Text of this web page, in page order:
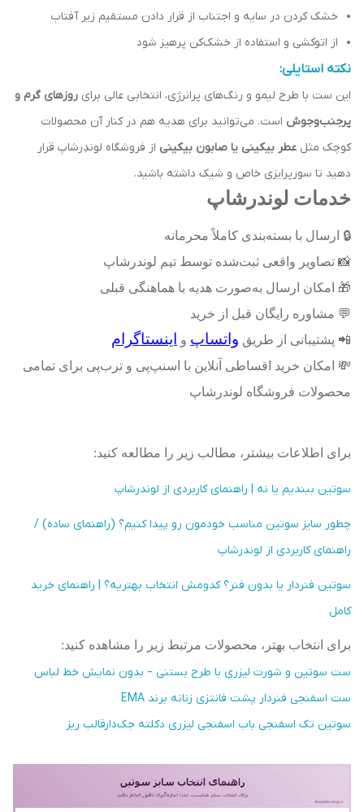
خشک کردن در سایه و اجتناب از قرار دادن مستقیم زیر آفتاب
از اتوکشی و استفاده از خشک‌کن پرهیز شود
نکته استایلی:
این ست با طرح لیمو و رنگ‌های پرانرژی، انتخابی عالی برای روزهای گرم و
پرجنب‌وجوش است. می‌توانید برای هدیه هم در کنار آن محصولات
کوچک مثل عطر بیکینی یا صابون بیکینی از فروشگاه لوندِرشاپ قرار
دهید تا سورپرایزی خاص و شیک داشته باشید.
خدمات لوندرشاپ
🔒 ارسال با بسته‌بندی کاملاً محرمانه
📸 تصاویر واقعی ثبت‌شده توسط تیم لوندرشاپ
🎁 امکان ارسال به‌صورت هدیه با هماهنگی قبلی
💬 مشاوره رایگان قبل از خرید
📲 پشتیبانی از طریق واتساپ و اینستاگرام
💸 امکان خرید اقساطی آنلاین با اسنپ‌پی و ترب‌پی برای تمامی
محصولات فروشگاه لوندرشاپ
برای اطلاعات بیشتر، مطالب زیر را مطالعه کنید:
سوتین ببندیم یا نه | راهنمای کاربردی از لوندرشاپ
چطور سایز سوتین مناسب خودمون رو پیدا کنیم؟ (راهنمای ساده) /
راهنمای کاربردی از لوندرشاپ
سوتین فنردار یا بدون فنر؟ کدومش انتخاب بهتریه؟ | راهنمای خرید
کامل
برای انتخاب بهتر، محصولات مرتبط زیر را مشاهده کنید:
ست سوتین و شورت لیزری با طرح بستنی – بدون نمایش خط لباس
ست اسفنجی فنردار پشت فانتزی زنانه برند EMA
سوتین تک اسفنجی باب اسفنجی لیزری دکلته جک‌دارقالب ریز